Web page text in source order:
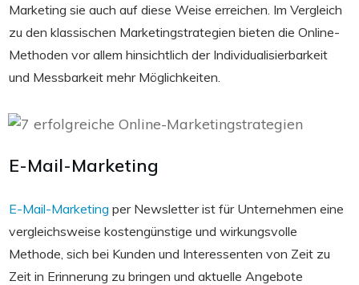
Marketing sie auch auf diese Weise erreichen. Im Vergleich
zu den klassischen Marketingstrategien bieten die Online-
Methoden vor allem hinsichtlich der Individualisierbarkeit
und Messbarkeit mehr Möglichkeiten.
E-Mail-Marketing
E-Mail-Marketing per Newsletter ist für Unternehmen eine
vergleichsweise kostengünstige und wirkungsvolle
Methode, sich bei Kunden und Interessenten von Zeit zu
Zeit in Erinnerung zu bringen und aktuelle Angebote